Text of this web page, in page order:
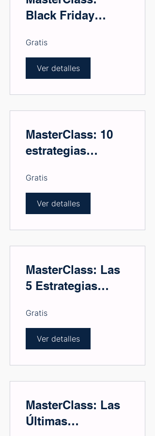
Black Friday
un Éxito
Explosivo
Gratis
Ver detalles
MasterClass: 10
estrategias
efectivas para
marcas con bajo
presupuesto
Gratis
Ver detalles
MasterClass: Las
5 Estrategias
exitosas en el
mundo de los
negocios
Gratis
Ver detalles
MasterClass: Las
Últimas